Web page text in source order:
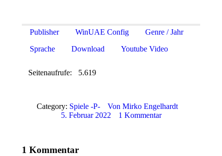
Publisher WinUAE Config
Genre / Jahr
Sprache
Download Youtube Video
Seitenaufrufe: 5.619
Category: Spiele -P- Von Mirko Engelhardt
5. Februar 2022
1 Kommentar
1 Kommentar